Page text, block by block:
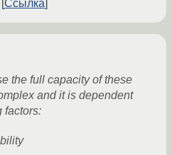
Ссылка
the full capacity of these
and it is dependent
factors: